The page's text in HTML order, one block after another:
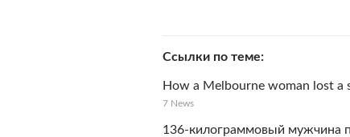
Ссылки по теме
How a Melbourne woman lost a
7 News
136-килограммовый мужчина